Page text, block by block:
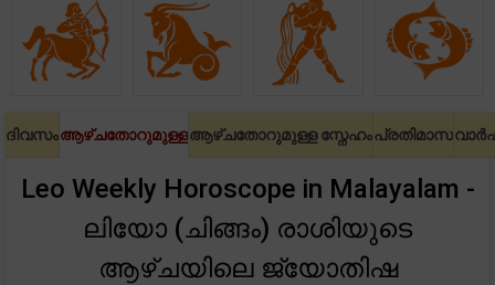
ദിവസംആഴ്ചതോറുമുള്ളആഴ്ചതോറുമുള്ള സ്നേഹംപ്രതിമാസ
Leo Weekly Horoscope in Malayalam -
ലിയോ (ചിങ്ങം) രാശിയുടെ
ആഴ്ചയിലെ ജ്യോതിഷ